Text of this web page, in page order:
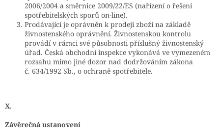
2006/2004 a směrnice 2009/22/ES (nařízení o řešení
spotřebitelských sporů on-line).
Prodávající je oprávněn k prodeji zboží na základě
živnostenského oprávnění. Živnostenskou kontrolu
provádí v rámci své působnosti příslušný živnostenský
úřad. Česká obchodní inspekce vykonává ve vymezeném
rozsahu mimo jiné dozor nad dodržováním zákona
č. 634/1992 Sb., o ochraně spotřebitele.
X.
Závěrečná ustanovení